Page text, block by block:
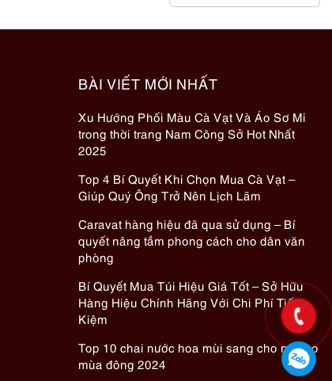
BÀI VIẾT MỚI NHẤT
Xu Hướng Phối Màu Cà Vạt Và Áo Sơ Mi
trong thời trang Nam Công Sở Hot Nhất
2025
Top 4 Bí Quyết Khi Chọn Mua Cà Vạt –
Giúp Quý Ông Trở Nên Lịch Lãm
Caravat hàng hiệu đã qua sử dụng – Bí
quyết nâng tầm phong cách cho dân văn
phòng
Bí Quyết Mua Túi Hiệu Giá Tốt – Sở Hữu
Hàng Hiệu Chính Hãng Với Chi Phí Tiết
Kiệm
Top 10 chai nước hoa mùi sang cho nữ cho
mùa đông 2024